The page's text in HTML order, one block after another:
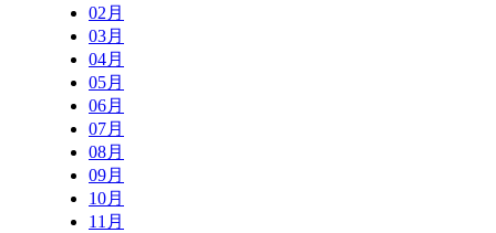
02月
03月
04月
05月
06月
07月
08月
09月
10月
11月